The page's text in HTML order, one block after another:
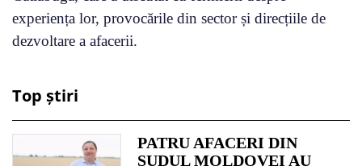
experiența lor, provocările din sector și direcțiile de
dezvoltare a afacerii.
Top știri
PATRU AFACERI DIN
SUDUL MOLDOVEI AU